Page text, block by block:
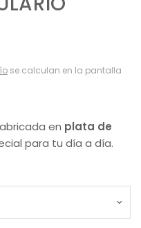
se calculan en la pantalla
en plata de
para tu día a día.